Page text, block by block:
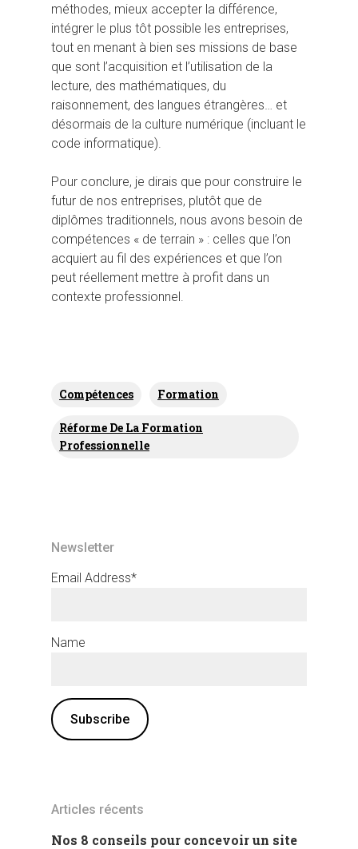
méthodes, mieux accepter la différence,
intégrer le plus tôt possible les entreprises,
tout en menant à bien ses missions de base
que sont l’acquisition et l’utilisation de la
lecture, des mathématiques, du
raisonnement, des langues étrangères… et
désormais de la culture numérique (incluant le
code informatique).
Pour conclure, je dirais que pour construire le
futur de nos entreprises, plutôt que de
diplômes traditionnels, nous avons besoin de
compétences « de terrain » : celles que l’on
acquiert au fil des expériences et que l’on
peut réellement mettre à profit dans un
contexte professionnel.
Compétences Formation
Réforme De La Formation
Professionnelle
Newsletter
Email Address*
Name
Articles récents
Nos 8 conseils pour concevoir un site